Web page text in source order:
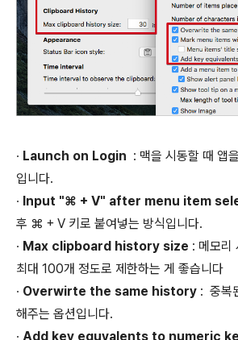
∙ Launch on Login : 맥을 시동할 때 앱
입니다.
∙ Input "⌘ + V" after menu item
후 ⌘ + V 키로 붙여넣는 방식입니다.
∙ Max clipboard history size : 메모리
최대 100개 정도로 제한하는 게 좋습니다
∙ Overwirte the same history : 중복
해주는 옵션입니다.
∙ Add key equvalents to numeric